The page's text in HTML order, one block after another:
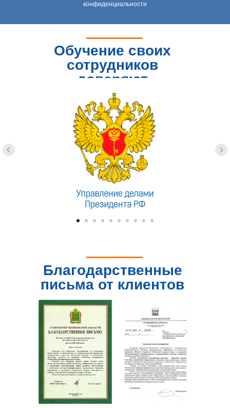
конфиденциальности
Обучение своих
сотрудников
доверяют
Благодарственные
письма от клиентов